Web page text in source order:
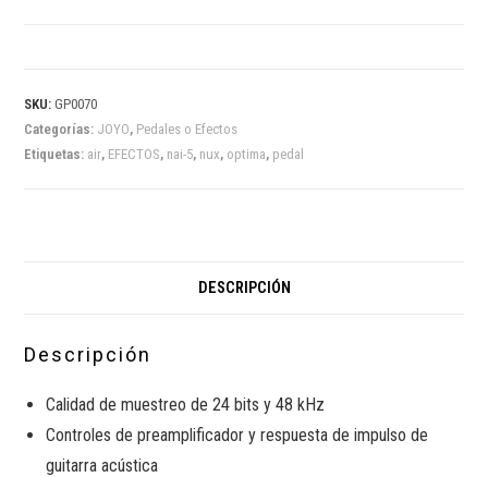
SKU:GP0070
Categorías: JOYO, Pedales o Efectos
Etiquetas: air, EFECTOS, nai-5, nux, optima, pedal
DESCRIPCIÓN
Descripción
Calidad de muestreo de 24 bits y 48 kHz
Controles de preamplificador y respuesta de impulso de
guitarra acústica